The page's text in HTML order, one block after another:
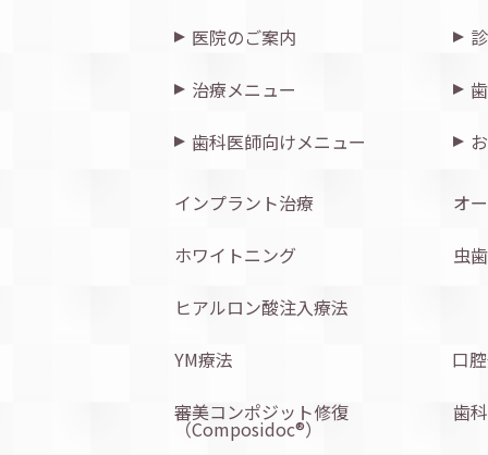
医院のご案内
治療メニュー
歯科医師向けメニュー
インプラント治療
オ
ホワイトニング
虫
ヒアルロン酸注入療法
YM療法
口
審美コンポジット修復
（Composidoc®︎）
歯